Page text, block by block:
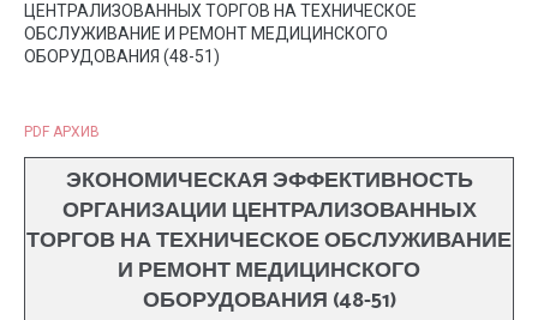
ЦЕНТРАЛИЗОВАННЫХ ТОРГОВ НА ТЕХНИЧЕСКОЕ
ОБСЛУЖИВАНИЕ И РЕМОНТ МЕДИЦИНСКОГО
ОБОРУДОВАНИЯ (48-51)
PDF АРХИВ
ЭКОНОМИЧЕСКАЯ ЭФФЕКТИВНОСТЬ
ОРГАНИЗАЦИИ ЦЕНТРАЛИЗОВАННЫХ
ТОРГОВ НА ТЕХНИЧЕСКОЕ ОБСЛУЖИВАНИЕ
И РЕМОНТ МЕДИЦИНСКОГО
ОБОРУДОВАНИЯ (48-51)